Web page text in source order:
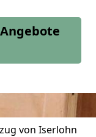
von Iserlohn